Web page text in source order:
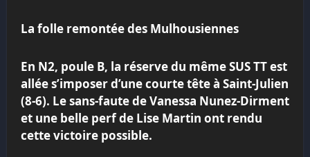
La folle remontée des Mulhousiennes
En N2, poule B, la réserve du même SUS TT est
allée s’imposer d’une courte tête à Saint-Julien
(8-6). Le sans-faute de Vanessa Nunez-Dirment
et une belle perf de Lise Martin ont rendu
cette victoire possible.